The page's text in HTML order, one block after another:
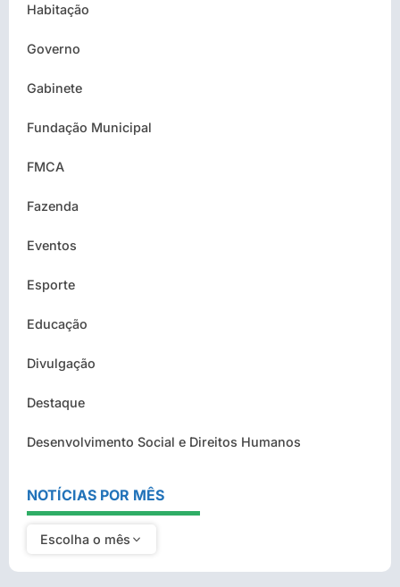
Habitação
Governo
Gabinete
Fundação Municipal
FMCA
Fazenda
Eventos
Esporte
Educação
Divulgação
Destaque
Desenvolvimento Social e Direitos Humanos
NOTÍCIAS POR MÊS
Escolha o mês